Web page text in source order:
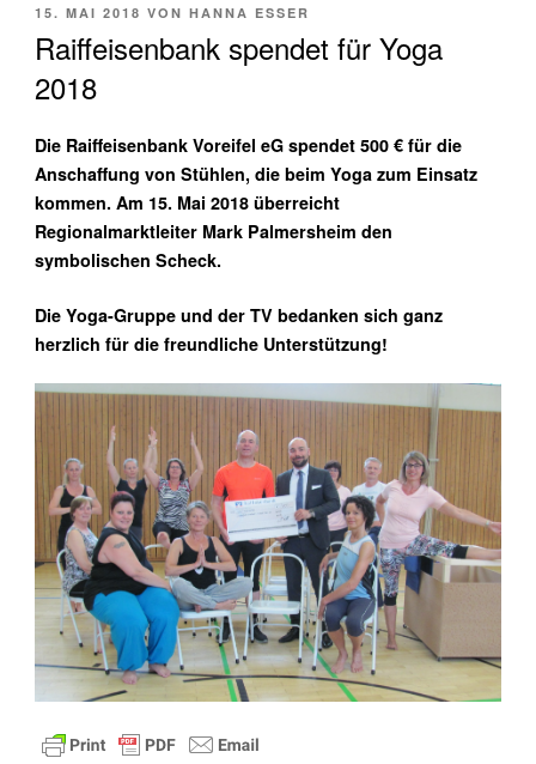
VERÖFFENTLICHT
15. MAI 2018 VON HANNA ESSER
Raiffeisenbank spendet für Yoga
2018
Die Raiffeisenbank Voreifel eG spendet 500 € für die
Anschaffung von Stühlen, die beim Yoga zum Einsatz
kommen. Am 15. Mai 2018 überreicht
Regionalmarktleiter Mark Palmersheim den
symbolischen Scheck.
Die Yoga-Gruppe und der TV bedanken sich ganz
herzlich für die freundliche Unterstützung!